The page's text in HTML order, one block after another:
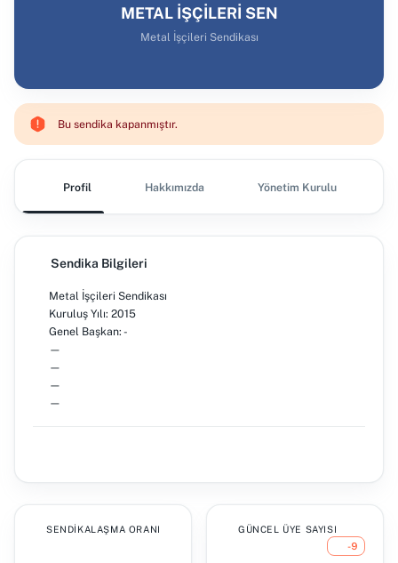
METAL İŞÇİLERİ SEN
Metal İşçileri Sendikası
Bu sendika kapanmıştır.
Profil Hakkımızda Yönetim Kurulu
Sendika Bilgileri
Metal İşçileri Sendikası
Kuruluş Yılı: 2015
Genel Başkan: -
—
—
—
—
SENDIKALAŞMA ORANI
GÜNCEL ÜYE SAYISI
-9